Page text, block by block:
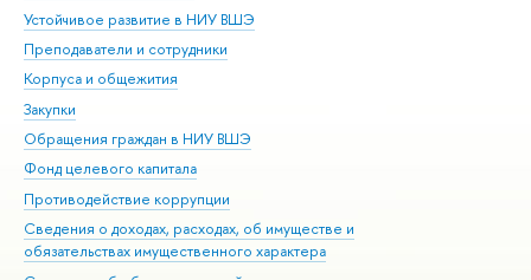
Устойчивое развитие в НИУ ВШЭ
Преподаватели и сотрудники
Корпуса и общежития
Закупки
Обращения граждан в НИУ ВШЭ
Фонд целевого капитала
Противодействие коррупции
Сведения о доходах, расходах, об имуществе и
обязательствах имущественного характера